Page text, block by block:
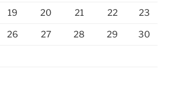
19 20 21 22 23
26 27 28 29 30